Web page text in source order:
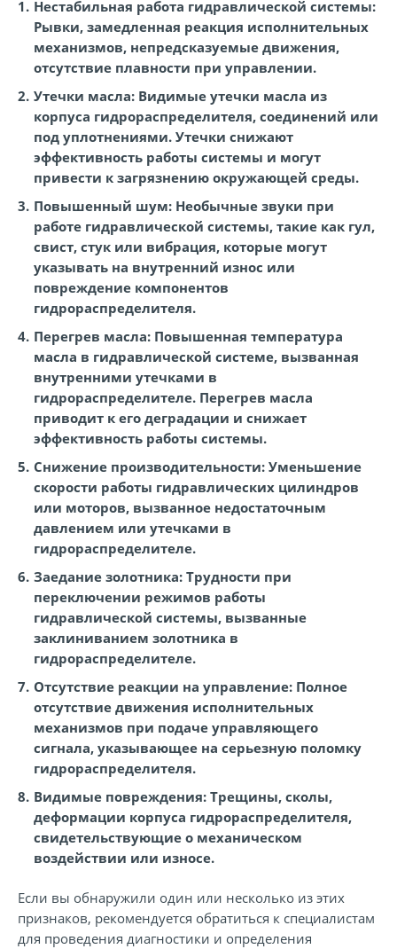
Нестабильная работа гидравлической системы:
Рывки, замедленная реакция исполнительных
механизмов, непредсказуемые движения,
отсутствие плавности при управлении.
Утечки масла: Видимые утечки масла из
корпуса гидрораспределителя, соединений или
под уплотнениями. Утечки снижают
эффективность работы системы и могут
привести к загрязнению окружающей среды.
Повышенный шум: Необычные звуки при
работе гидравлической системы, такие как гул,
свист, стук или вибрация, которые могут
указывать на внутренний износ или
повреждение компонентов
гидрораспределителя.
Перегрев масла: Повышенная температура
масла в гидравлической системе, вызванная
внутренними утечками в
гидрораспределителе. Перегрев масла
приводит к его деградации и снижает
эффективность работы системы.
Снижение производительности: Уменьшение
скорости работы гидравлических цилиндров
или моторов, вызванное недостаточным
давлением или утечками в
гидрораспределителе.
Заедание золотника: Трудности при
переключении режимов работы
гидравлической системы, вызванные
заклиниванием золотника в
гидрораспределителе.
Отсутствие реакции на управление: Полное
отсутствие движения исполнительных
механизмов при подаче управляющего
сигнала, указывающее на серьезную поломку
гидрораспределителя.
Видимые повреждения: Трещины, сколы,
деформации корпуса гидрораспределителя,
свидетельствующие о механическом
воздействии или износе.
Если вы обнаружили один или несколько из этих
признаков, рекомендуется обратиться к специалистам
для проведения диагностики и определения